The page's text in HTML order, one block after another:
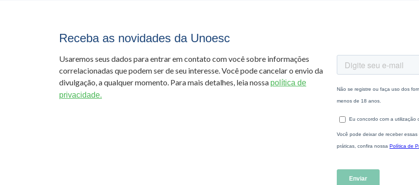
Receba as novidades da Unoesc
Usaremos seus dados para entrar em contato com você sobre informações
correlacionadas que podem ser de seu interesse. Você pode cancelar o envio da
divulgação, a qualquer momento. Para mais detalhes, leia nossa política de
privacidade.